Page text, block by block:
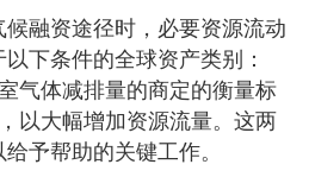
融资途径时，必要资源流动
下条件的全球资产类别：
气体减排量的商定的衡量标
以大幅增加资源流量。这两
予帮助的关键工作。